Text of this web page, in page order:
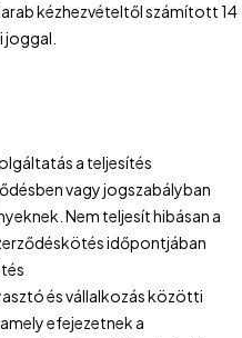
kézhezvételtől számított 14
joggal.
a teljesítés
vagy jogszabályban
Nem teljesít hibásan a
időpontjában
és vállalkozás közötti
efejezetnek a